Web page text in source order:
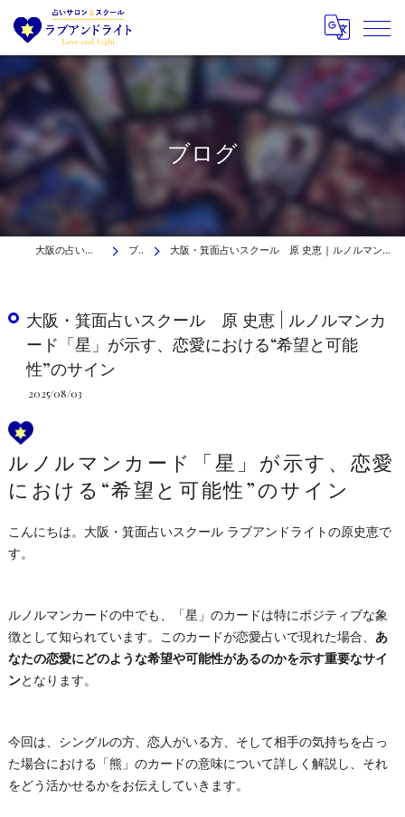
ブログ
大阪の占いはラブアンドライト ブログ 大阪・箕面占いスクール 原 史恵 | ルノルマンカード「星」が示す、恋愛における“希望と可能性”のサイン
大阪・箕面占いスクール 原 史恵 | ルノルマンカ
ード「星」が示す、恋愛における“希望と可能
性”のサイン
2025/08/03
ルノルマンカード「星」が示す、恋愛
における“希望と可能性”のサイン
こんにちは。大阪・箕面占いスクール ラブアンドライトの原史恵で
す。
ルノルマンカードの中でも、「星」のカードは特にポジティブな象
徴として知られています。このカードが恋愛占いで現れた場合、 あ
なたの恋愛にどのような希望や可能性があるのかを示す重要なサイ
ンとなります。
今回は、シングルの方、恋人がいる方、そして相手の気持ちを占っ
た場合における「熊」のカードの意味について詳しく解説し、それ
をどう活かせるかをお伝えしていきます。